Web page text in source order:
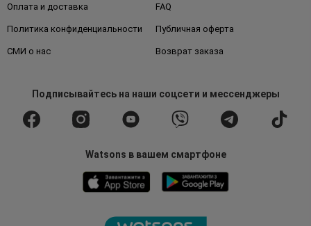
Оплата и доставка FAQ
Политика конфиденциальности Публичная оферта
СМИ о нас Возврат заказа
Подписывайтесьна наши соцсети и мессенджеры
Watsons в вашем смартфоне